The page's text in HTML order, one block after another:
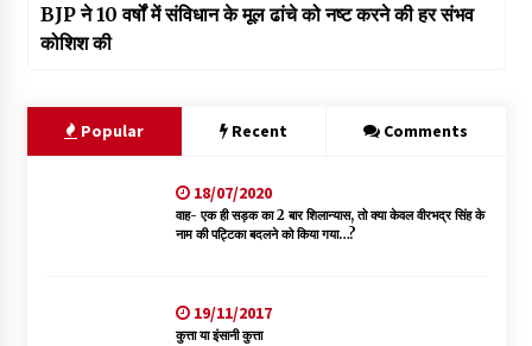
BJP ने 10 वर्षों में संविधान के मूल ढांचे को नष्ट करने की हर संभव
कोशिश की
Popular Recent Comments
18/07/2020
वाह- एक ही सड़क का 2 बार शिलान्यास, तो क्या केवल वीरभद्र सिंह के
नाम की पट्टिका बदलने को किया गया…?
19/11/2017
कुत्ता या इंसानी कुत्ता